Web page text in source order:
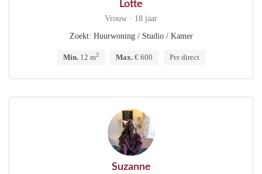
Lotte
Vrouw · 18 jaar
Zoekt: Huurwoning / Studio / Kamer
Min.12 m2 Max.€ 600 Per direct
Suzanne